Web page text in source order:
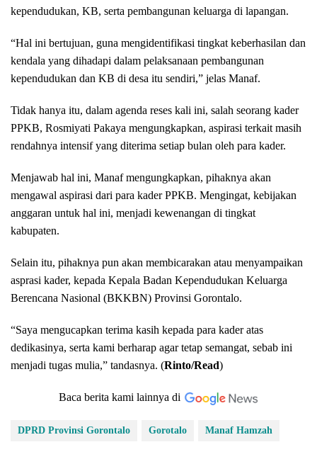
kependudukan, KB, serta pembangunan keluarga di lapangan.
“Hal ini bertujuan, guna mengidentifikasi tingkat keberhasilan dan
kendala yang dihadapi dalam pelaksanaan pembangunan
kependudukan dan KB di desa itu sendiri,” jelas Manaf.
Tidak hanya itu, dalam agenda reses kali ini, salah seorang kader
PPKB, Rosmiyati Pakaya mengungkapkan, aspirasi terkait masih
rendahnya intensif yang diterima setiap bulan oleh para kader.
Menjawab hal ini, Manaf mengungkapkan, pihaknya akan
mengawal aspirasi dari para kader PPKB. Mengingat, kebijakan
anggaran untuk hal ini, menjadi kewenangan di tingkat
kabupaten.
Selain itu, pihaknya pun akan membicarakan atau menyampaikan
asprasi kader, kepada Kepala Badan Kependudukan Keluarga
Berencana Nasional (BKKBN) Provinsi Gorontalo.
“Saya mengucapkan terima kasih kepada para kader atas
dedikasinya, serta kami berharap agar tetap semangat, sebab ini
menjadi tugas mulia,” tandasnya. (Rinto/Read)
Baca berita kami lainnya di
DPRD Provinsi Gorontalo Gorotalo Manaf Hamzah